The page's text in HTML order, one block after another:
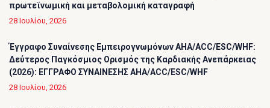
πρωτεϊνωμική και μεταβολομική καταγραφή
28 Ιουλίου, 2026
Έγγραφο Συναίνεσης Εμπειρογνωμόνων AHA/ACC/ESC/WHF:
Δεύτερος Παγκόσμιος Ορισμός της Καρδιακής Ανεπάρκειας
(2026): ΕΓΓΡΑΦΟ ΣΥΝΑΙΝΕΣΗΣ AHA/ACC/ESC/WHF
28 Ιουλίου, 2026